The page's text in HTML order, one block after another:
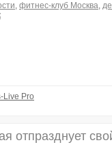
, фитнес-клуб Москва,
Live Pro
отпразднует